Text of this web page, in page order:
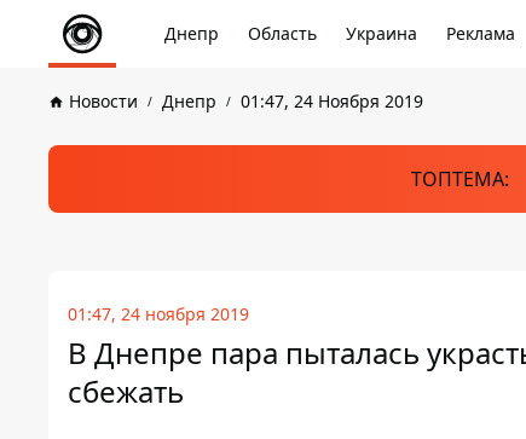
Днепр Область Украина Реклама
Новости Днепр 01:47, 24 Ноября 2019
ТОПТЕМА:
01:47, 24 ноября 2019
В Днепре пара пыталась
сбежать